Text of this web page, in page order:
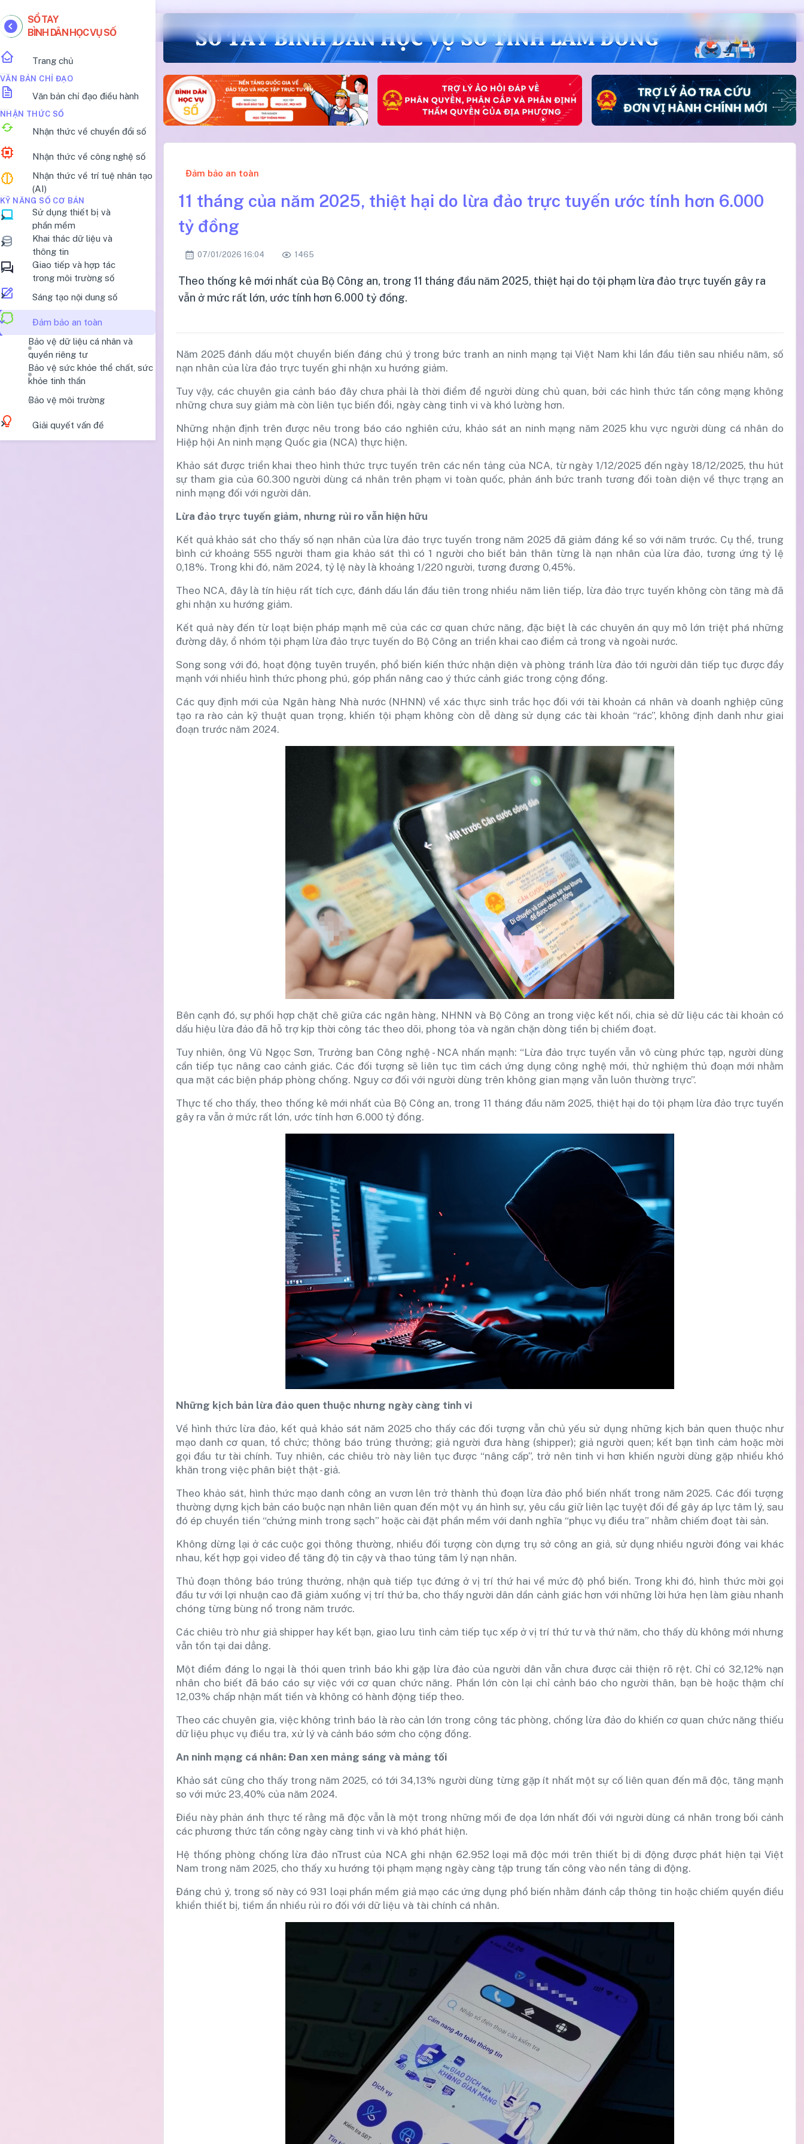
SỔ TAY
BÌNH DÂN HỌC VỤ SỐ
Trang chủ
VĂN BẢN CHỈ ĐẠO
Văn bản chỉ đạo điều hành
NHẬN THỨC SỐ
Nhận thức về chuyển đổi số
Nhận thức về công nghệ số
Nhận thức về trí tuệ nhân tạo
(AI)
KỸ NĂNG SỐ CƠ BẢN
Sử dụng thiết bị và
phần mềm
Khai thác dữ liệu và
thông tin
Giao tiếp và hợp tác
trong môi trường số
Sáng tạo nội dung số
Đảm bảo an toàn
Bảo vệ dữ liệu cá nhân và
quyền riêng tư
Bảo vệ sức khỏe thể chất, sức
khỏe tinh thần
Bảo vệ môi trường
Giải quyết vấn đề
Đảm bảo an toàn
11 tháng của năm 2025, thiệt hại do lừa đảo trực tuyến ước tính hơn 6.000
tỷ đồng
07/01/2026 16:04 1465
Theo thống kê mới nhất của Bộ Công an, trong 11 tháng đầu năm 2025, thiệt hại do tội phạm lừa đảo trực tuyến gây ra
vẫn ở mức rất lớn, ước tính hơn 6.000 tỷ đồng.
Năm 2025 đánh dấu một chuyển biến đáng chú ý trong bức tranh an ninh mạng tại Việt Nam khi lần đầu tiên sau nhiều năm, số
nạn nhân của lừa đảo trực tuyến ghi nhận xu hướng giảm.
Tuy vậy, các chuyên gia cảnh báo đây chưa phải là thời điểm để người dùng chủ quan, bởi các hình thức tấn công mạng không
những chưa suy giảm mà còn liên tục biến đổi, ngày càng tinh vi và khó lường hơn.
Những nhận định trên được nêu trong báo cáo nghiên cứu, khảo sát an ninh mạng năm 2025 khu vực người dùng cá nhân do
Hiệp hội An ninh mạng Quốc gia (NCA) thực hiện.
Khảo sát được triển khai theo hình thức trực tuyến trên các nền tảng của NCA, từ ngày 1/12/2025 đến ngày 18/12/2025, thu hút
sự tham gia của 60.300 người dùng cá nhân trên phạm vi toàn quốc, phản ánh bức tranh tương đối toàn diện về thực trạng an
ninh mạng đối với người dân.
Lừa đảo trực tuyến giảm, nhưng rủi ro vẫn hiện hữu
Kết quả khảo sát cho thấy số nạn nhân của lừa đảo trực tuyến trong năm 2025 đã giảm đáng kể so với năm trước. Cụ thể, trung
bình cứ khoảng 555 người tham gia khảo sát thì có 1 người cho biết bản thân từng là nạn nhân của lừa đảo, tương ứng tỷ lệ
0,18%. Trong khi đó, năm 2024, tỷ lệ này là khoảng 1/220 người, tương đương 0,45%.
Theo NCA, đây là tín hiệu rất tích cực, đánh dấu lần đầu tiên trong nhiều năm liên tiếp, lừa đảo trực tuyến không còn tăng mà đã
ghi nhận xu hướng giảm.
Kết quả này đến từ loạt biện pháp mạnh mẽ của các cơ quan chức năng, đặc biệt là các chuyên án quy mô lớn triệt phá những
đường dây, ổ nhóm tội phạm lừa đảo trực tuyến do Bộ Công an triển khai cao điểm cả trong và ngoài nước.
Song song với đó, hoạt động tuyên truyền, phổ biến kiến thức nhận diện và phòng tránh lừa đảo tới người dân tiếp tục được đẩy
mạnh với nhiều hình thức phong phú, góp phần nâng cao ý thức cảnh giác trong cộng đồng.
Các quy định mới của Ngân hàng Nhà nước (NHNN) về xác thực sinh trắc học đối với tài khoản cá nhân và doanh nghiệp cũng
tạo ra rào cản kỹ thuật quan trọng, khiến tội phạm không còn dễ dàng sử dụng các tài khoản “rác”, không định danh như giai
đoạn trước năm 2024.
Bên cạnh đó, sự phối hợp chặt chẽ giữa các ngân hàng, NHNN và Bộ Công an trong việc kết nối, chia sẻ dữ liệu các tài khoản có
dấu hiệu lừa đảo đã hỗ trợ kịp thời công tác theo dõi, phong tỏa và ngăn chặn dòng tiền bị chiếm đoạt.
Tuy nhiên, ông Vũ Ngọc Sơn, Trưởng ban Công nghệ - NCA nhấn mạnh: “Lừa đảo trực tuyến vẫn vô cùng phức tạp, người dùng
cần tiếp tục nâng cao cảnh giác. Các đối tượng sẽ liên tục tìm cách ứng dụng công nghệ mới, thử nghiệm thủ đoạn mới nhằm
qua mặt các biện pháp phòng chống. Nguy cơ đối với người dùng trên không gian mạng vẫn luôn thường trực”.
Thực tế cho thấy, theo thống kê mới nhất của Bộ Công an, trong 11 tháng đầu năm 2025, thiệt hại do tội phạm lừa đảo trực tuyến
gây ra vẫn ở mức rất lớn, ước tính hơn 6.000 tỷ đồng.
Những kịch bản lừa đảo quen thuộc nhưng ngày càng tinh vi
Về hình thức lừa đảo, kết quả khảo sát năm 2025 cho thấy các đối tượng vẫn chủ yếu sử dụng những kịch bản quen thuộc như
mạo danh cơ quan, tổ chức; thông báo trúng thưởng; giả người đưa hàng (shipper); giả người quen; kết bạn tình cảm hoặc mời
gọi đầu tư tài chính. Tuy nhiên, các chiêu trò này liên tục được “nâng cấp”, trở nên tinh vi hơn khiến người dùng gặp nhiều khó
khăn trong việc phân biệt thật - giả.
Theo khảo sát, hình thức mạo danh công an vươn lên trở thành thủ đoạn lừa đảo phổ biến nhất trong năm 2025. Các đối tượng
thường dựng kịch bản cáo buộc nạn nhân liên quan đến một vụ án hình sự, yêu cầu giữ liên lạc tuyệt đối để gây áp lực tâm lý, sau
đó ép chuyển tiền “chứng minh trong sạch” hoặc cài đặt phần mềm với danh nghĩa “phục vụ điều tra” nhằm chiếm đoạt tài sản.
Không dừng lại ở các cuộc gọi thông thường, nhiều đối tượng còn dựng trụ sở công an giả, sử dụng nhiều người đóng vai khác
nhau, kết hợp gọi video để tăng độ tin cậy và thao túng tâm lý nạn nhân.
Thủ đoạn thông báo trúng thưởng, nhận quà tiếp tục đứng ở vị trí thứ hai về mức độ phổ biến. Trong khi đó, hình thức mời gọi
đầu tư với lợi nhuận cao đã giảm xuống vị trí thứ ba, cho thấy người dân dần cảnh giác hơn với những lời hứa hẹn làm giàu nhanh
chóng từng bùng nổ trong năm trước.
Các chiêu trò như giả shipper hay kết bạn, giao lưu tình cảm tiếp tục xếp ở vị trí thứ tư và thứ năm, cho thấy dù không mới nhưng
vẫn tồn tại dai dẳng.
Một điểm đáng lo ngại là thói quen trình báo khi gặp lừa đảo của người dân vẫn chưa được cải thiện rõ rệt. Chỉ có 32,12% nạn
nhân cho biết đã báo cáo sự việc với cơ quan chức năng. Phần lớn còn lại chỉ cảnh báo cho người thân, bạn bè hoặc thậm chí
12,03% chấp nhận mất tiền và không có hành động tiếp theo.
Theo các chuyên gia, việc không trình báo là rào cản lớn trong công tác phòng, chống lừa đảo do khiến cơ quan chức năng thiếu
dữ liệu phục vụ điều tra, xử lý và cảnh báo sớm cho cộng đồng.
An ninh mạng cá nhân: Đan xen mảng sáng và mảng tối
Khảo sát cũng cho thấy trong năm 2025, có tới 34,13% người dùng từng gặp ít nhất một sự cố liên quan đến mã độc, tăng mạnh
so với mức 23,40% của năm 2024.
Điều này phản ánh thực tế rằng mã độc vẫn là một trong những mối đe dọa lớn nhất đối với người dùng cá nhân trong bối cảnh
các phương thức tấn công ngày càng tinh vi và khó phát hiện.
Hệ thống phòng chống lừa đảo nTrust của NCA ghi nhận 62.952 loại mã độc mới trên thiết bị di động được phát hiện tại Việt
Nam trong năm 2025, cho thấy xu hướng tội phạm mạng ngày càng tập trung tấn công vào nền tảng di động.
Đáng chú ý, trong số này có 931 loại phần mềm giả mạo các ứng dụng phổ biến nhằm đánh cắp thông tin hoặc chiếm quyền điều
khiển thiết bị, tiềm ẩn nhiều rủi ro đối với dữ liệu và tài chính cá nhân.